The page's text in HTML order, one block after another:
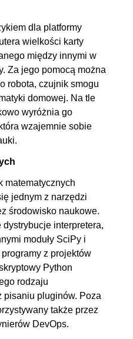
dla platformy
wielkości karty
między innymi w
Za jego pomocą można
robota, czujnik smogu
domowej. Na tle
wyróżnia go
wzajemnie sobie
matematycznych
jednym z narzędzi
środowisko naukowe.
interpretera,
moduły SciPy i
z projektów
Python
rodzaju
pisaniu pluginów. Poza
także przez
DevOps.